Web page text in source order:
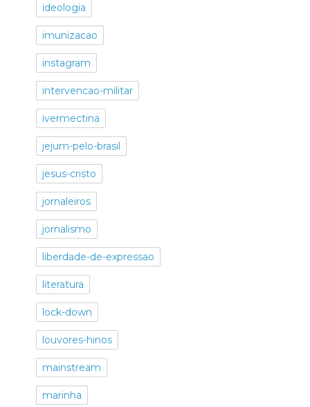
ideologia
imunizacao
instagram
intervencao-militar
ivermectina
jejum-pelo-brasil
jesus-cristo
jornaleiros
jornalismo
liberdade-de-expressao
literatura
lock-down
louvores-hinos
mainstream
marinha